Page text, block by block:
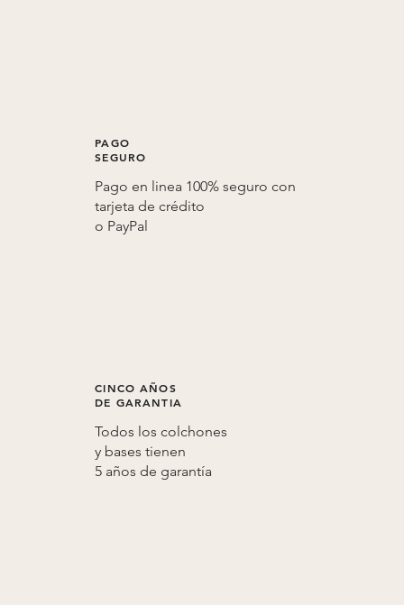
PAGO
SEGURO
Pago en linea 100% seguro con
tarjeta de crédito
o PayPal
CINCO AÑOS
DE GARANTIA
Todos los colchones
y bases tienen
5 años de garantía